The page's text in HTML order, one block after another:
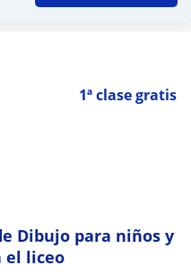
1ª clase gratis
Dibujo para niños y
el liceo